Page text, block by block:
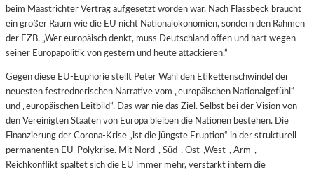
beim Maastrichter Vertrag aufgesetzt worden war. Nach Flassbeck braucht
ein großer Raum wie die EU nicht Nationalökonomien, sondern den Rahmen
der EZB. „Wer europäisch denkt, muss Deutschland offen und hart wegen
seiner Europapolitik von gestern und heute attackieren.“
Gegen diese EU-Euphorie stellt Peter Wahl den Etikettenschwindel der
neuesten festrednerischen Narrative vom „europäischen Nationalgefühl“
und „europäischen Leitbild“. Das war nie das Ziel. Selbst bei der Vision von
den Vereinigten Staaten von Europa bleiben die Nationen bestehen. Die
Finanzierung der Corona-Krise „ist die jüngste Eruption“ in der strukturell
permanenten EU-Polykrise. Mit Nord-, Süd-, Ost-,West-, Arm-,
Reichkonflikt spaltet sich die EU immer mehr, verstärkt intern die